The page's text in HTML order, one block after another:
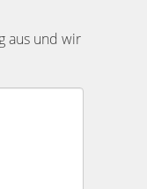
aus und wir